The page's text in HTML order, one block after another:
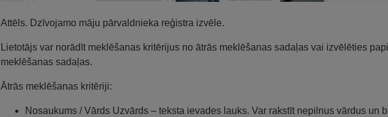
Attēls. Dzīvojamo māju pārvaldnieka reģistra izvēle.
Lietotājs var norādīt meklēšanas kritērijus no ātrās meklēšanas sadaļas vai izvēlēties
meklēšanas sadaļas.
Ātrās meklēšanas kritēriji:
Nosaukums / Vārds Uzvārds – teksta ievades lauks. Var rakstīt nepilnus vārdus un